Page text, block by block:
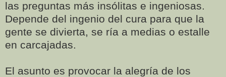
las preguntas más insólitas e ingeniosas.
Depende del ingenio del cura para que la
gente se divierta, se ría a medias o estalle
en carcajadas.
El asunto es provocar la alegría de los